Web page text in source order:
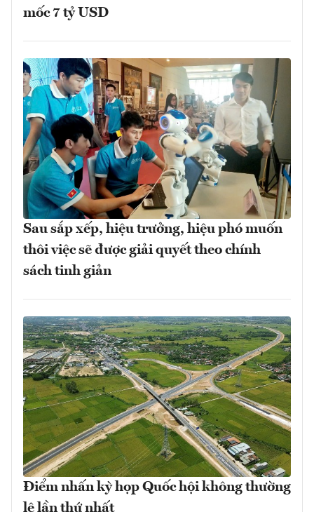
mốc 7 tỷ USD
Sau sắp xếp, hiệu trưởng, hiệu phó muốn
thôi việc sẽ được giải quyết theo chính
sách tinh giản
Điểm nhấn kỳ họp Quốc hội không thường
lệ lần thứ nhất